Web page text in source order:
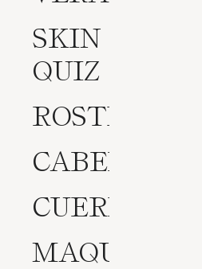
SKIN
QUIZ
ROSTRO
CABELLO
CUERPO
MAQUILLAJE